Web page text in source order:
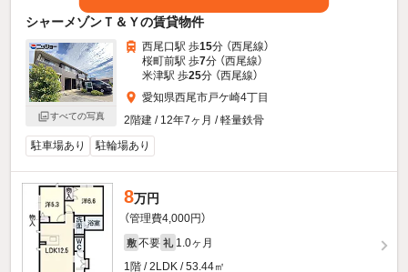
シャーメゾンＴ＆Ｙの賃貸物件
すべての写真
西尾口駅 歩15分 （西尾線）
桜町前駅 歩7分 （西尾線）
米津駅 歩25分 （西尾線）
愛知県西尾市戸ケ崎4丁目
2階建 / 12年7ヶ月 / 軽量鉄骨
駐車場あり
駐輪場あり
8万円
（管理費4,000円）
敷 不要 礼 1.0ヶ月
1階 / 2LDK / 53.44㎡